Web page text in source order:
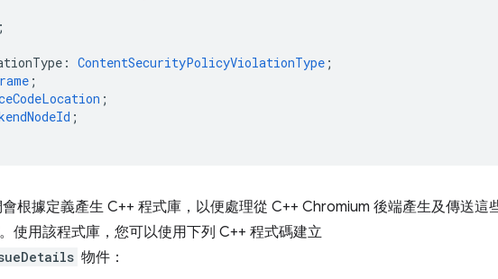
;
: ContentSecurityPolicyViolationType ;
;
;
;
根據定義產生 C++ 程式庫，以便處理從 C++ Chromium 後端產生及傳送這
使用該程式庫，您可以使用下列 C++ 程式碼建立
物件：